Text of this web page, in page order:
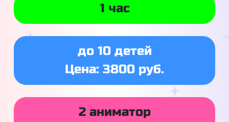
1 час
до 10 детей
Цена: 3800 руб.
2 аниматор